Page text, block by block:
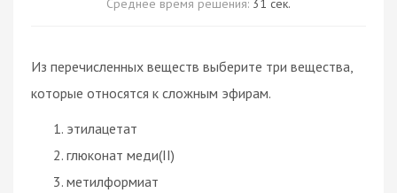
Среднее время решения: 31 сек.
Из перечисленных веществ выберите три вещества,
которые относятся к сложным эфирам.
этилацетат
глюконат меди(II)
метилформиат